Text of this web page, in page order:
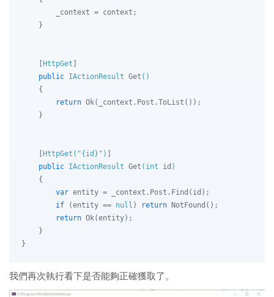
    [
HttpGet ]
public IActionResult Get ()
return Ok(_context.Post.ToList());
    [
HttpGet( "{id}" ) ]
public IActionResult Get ( int id )
var entity = _context.Post.Find(id);
if (entity == null ) return NotFound();
return Ok(entity);
我們再次執行看下是否能夠正確獲取了。